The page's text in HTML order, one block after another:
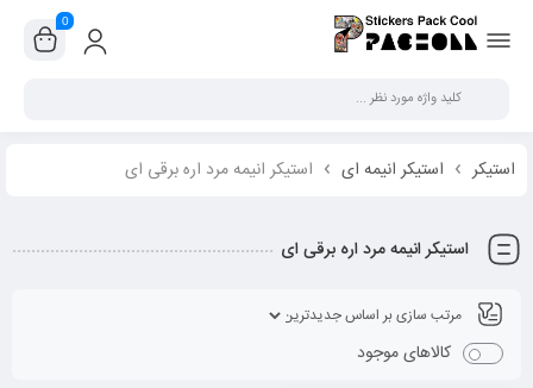
0
استیکر استیکر انیمه ای استیکر انیمه مرد اره برقی ای
استیکر انیمه مرد اره برقی ای
کالاهای موجود